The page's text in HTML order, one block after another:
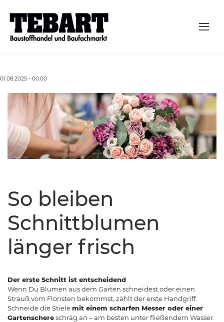
01.08.2025 - 00:00
So bleiben
Schnittblumen
länger frisch
Der erste Schnitt ist entscheidend
Wenn Du Blumen aus dem Garten schneidest oder einen
Strauß vom Floristen bekommst, zählt der erste Handgriff:
Schneide die Stielemit einem scharfen Messer oder einer
Gartenschereschräg an – am besten unter fließendem Wasser.